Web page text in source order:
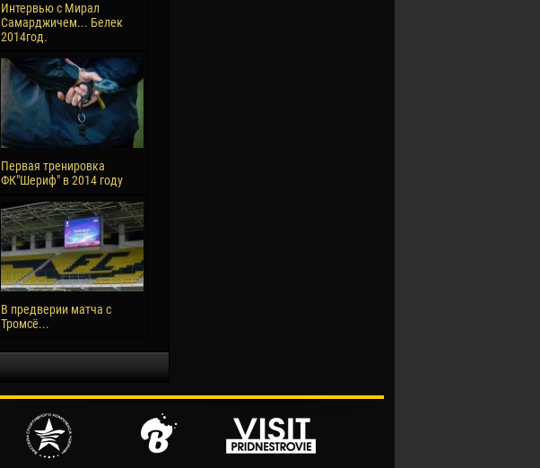
Интервью с Мирал
Самарджичем... Белек
2014год.
Первая тренировка
ФК"Шериф" в 2014 году
В предверии матча с
Тромсё...